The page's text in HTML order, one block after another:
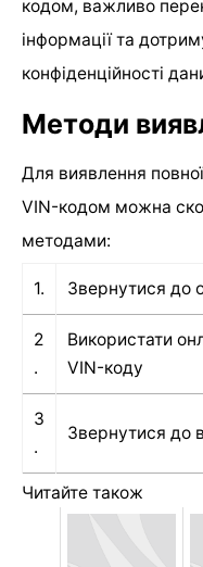
кодом, важливо
інформації та
конфіденційності
Методи
Для виявлення
VIN-кодом можна
методами:
1. Звернутися до
2
.
Використати
VIN-коду
3
.
Звернутися до
Читайте також